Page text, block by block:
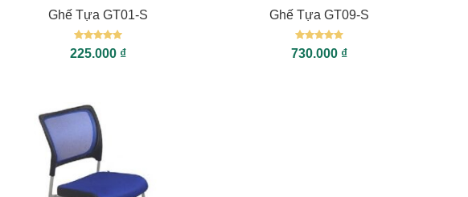
Ghế Tựa GT01-S
Được xếp
hạng55
225.000 ₫
Ghế Tựa GT09-S
Được xếp
hạng55
730.000 ₫